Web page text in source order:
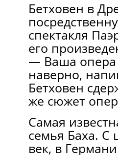
Бетховен в
спектакля
его
— Ваша опера
наверно,
Бетховен
же сюжет
Самая
семья Баха. С
век, в